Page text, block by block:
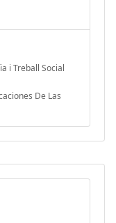
i Treball Social
De Las